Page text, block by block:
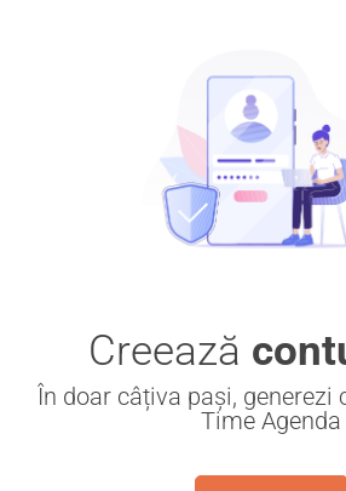
Creează
În doar câțiva pași, generezi
Time Agenda